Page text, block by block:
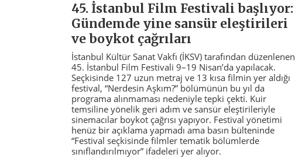
45. İstanbul Film Festivali başlıyor:
Gündemde yine sansür eleştirileri
ve boykot çağrıları
İstanbul Kültür Sanat Vakfı (İKSV) tarafından düzenlenen
45. İstanbul Film Festivali 9–19 Nisan’da yapılacak.
Seçkisinde 127 uzun metraj ve 13 kısa filmin yer aldığı
festival, “Nerdesin Aşkım?” bölümünün bu yıl da
programa alınmaması nedeniyle tepki çekti. Kuir
temsiline yönelik geri adım ve sansür eleştirileriyle
sinemacılar boykot çağrısı yapıyor. Festival yönetimi
henüz bir açıklama yapmadı ama basın bülteninde
“Festival seçkisinde filmler tematik bölümlerde
sınıflandırılmıyor” ifadeleri yer alıyor.